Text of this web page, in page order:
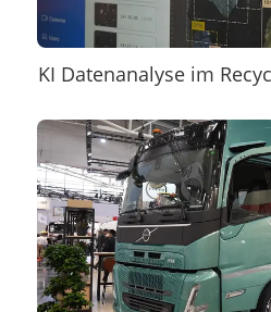
KI Datenanalyse im